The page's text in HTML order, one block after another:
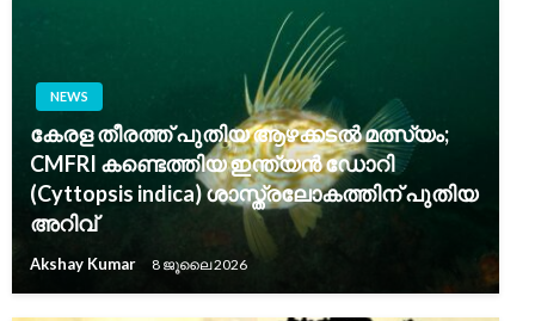
NEWS
കേരള തീരത്ത് പുതിയ ആഴക്കടൽ മത്സ്യം;
CMFRI കണ്ടെത്തിയ ഇന്ത്യൻ ഡോറി
(Cyttopsis indica) ശാസ്ത്രലോകത്തിന് പുതിയ
അറിവ്
Akshay Kumar 8 ജൂലൈ 2026